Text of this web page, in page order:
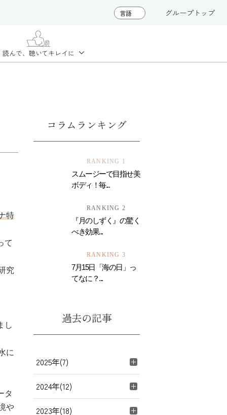
グループトップ
読んで、聴いてキレイに
特
て
究
し
に
タ
や
コラムランキング
RANKING 1
スムージーで目指せ美
ボディ！毎...
RANKING 2
『月のしずく』の驚く
べき効果...
RANKING 3
7月15日「海の日」っ
てなに？...
過去の記事
2025年(7)
2024年(12)
2023年(18)